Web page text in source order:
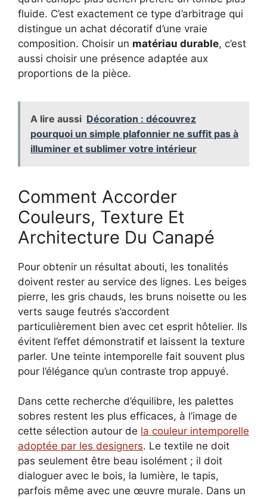
fluide. C’est exactement ce type d’arbitrage qui
distingue un achat décoratif d’une vraie
composition. Choisir un matériau durable, c’est
aussi choisir une présence adaptée aux
proportions de la pièce.
A lire aussi Décoration : découvrez
pourquoi un simple plafonnier ne suffit pas à
illuminer et sublimer votre intérieur
Comment Accorder
Couleurs, Texture Et
Architecture Du Canapé
Pour obtenir un résultat abouti, les tonalités
doivent rester au service des lignes. Les beiges
pierre, les gris chauds, les bruns noisette ou les
verts sauge feutrés s’accordent
particulièrement bien avec cet esprit hôtelier. Ils
évitent l’effet démonstratif et laissent la texture
parler. Une teinte intemporelle fait souvent plus
pour l’élégance qu’un contraste trop appuyé.
Dans cette recherche d’équilibre, les palettes
sobres restent les plus efficaces, à l’image de
cette sélection autour de la couleur intemporelle
adoptée par les designers. Le textile ne doit
pas seulement être beau isolément ; il doit
dialoguer avec le bois, la lumière, le tapis,
parfois même avec une œuvre murale. Dans un